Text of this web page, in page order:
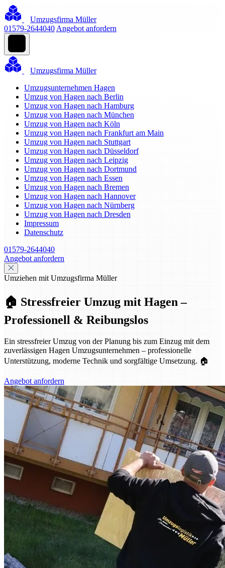
Umzugsfirma Müller
01579-2644040 Angebot anfordern
Umzugsfirma Müller
Umzugsunternehmen Hagen
Umzug von Hagen nach Berlin
Umzug von Hagen nach Hamburg
Umzug von Hagen nach München
Umzug von Hagen nach Köln
Umzug von Hagen nach Frankfurt am Main
Umzug von Hagen nach Stuttgart
Umzug von Hagen nach Düsseldorf
Umzug von Hagen nach Leipzig
Umzug von Hagen nach Dortmund
Umzug von Hagen nach Essen
Umzug von Hagen nach Bremen
Umzug von Hagen nach Hannover
Umzug von Hagen nach Nürnberg
Umzug von Hagen nach Dresden
Impressum
Datenschutz
01579-2644040
Angebot anfordern
Umziehen mit Umzugsfirma Müller
🏠 Stressfreier Umzug mit Hagen –
Professionell & Reibungslos
Ein stressfreier Umzug von der Planung bis zum Einzug mit dem
zuverlässigen Hagen Umzugsunternehmen – professionelle
Unterstützung, moderne Technik und sorgfältige Umsetzung. 🏠
Angebot anfordern